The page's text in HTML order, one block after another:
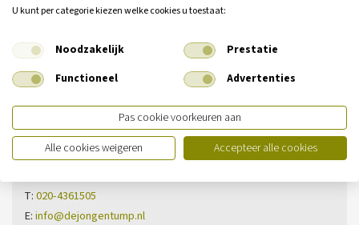
Heeft u nog geen antwoord op uw
vraag?
Neem dan contact met ons op.
Vestiging Ilpendam
De Noord 13
T:020-4361505
E:info@dejongentump.nl
U kunt per categorie kiezen welke cookies u toestaat:
Noodzakelijk
Prestatie
Functioneel
Advertenties
Pas cookie voorkeuren aan
Alle cookies weigeren
Accepteer alle cookies